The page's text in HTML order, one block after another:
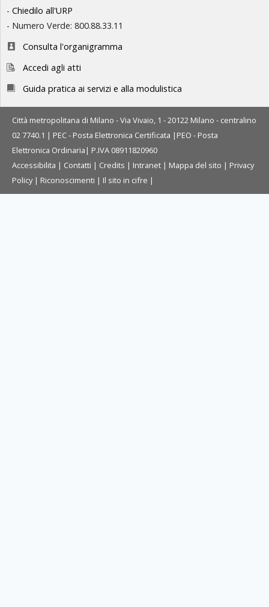
- Chiedilo all'URP
- Numero Verde: 800.88.33.11
Consulta l'organigramma
Accedi agli atti
Guida pratica ai servizi e alla modulistica
Città metropolitana di Milano - Via Vivaio, 1 - 20122 Milano - centralino
02 7740.1 | PEC - Posta Elettronica Certificata | PEO - Posta
Elettronica Ordinaria | P.IVA 08911820960
Accessibilita | Contatti | Credits | Intranet | Mappa del sito | Privacy
Policy| Riconoscimenti | Il sito in cifre |